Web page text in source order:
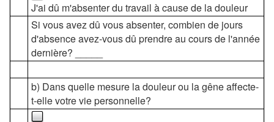
J'ai dû m'absenter du travail à cause de la douleur
Si vous avez dû vous absenter, combien de jours
d'absence avez-vous dû prendre au cours de l'année
dernière? _____
b) Dans quelle mesure la douleur ou la gêne affecte-
t-elle votre vie personnelle?